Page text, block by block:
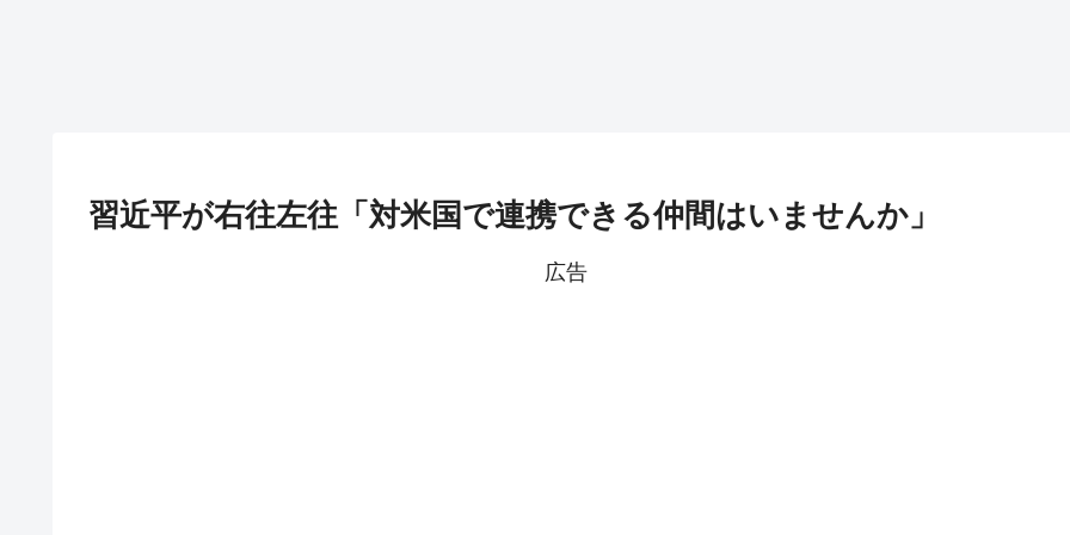
習近平が右往左往「対米国で連携できる仲間はいませんか」
広告